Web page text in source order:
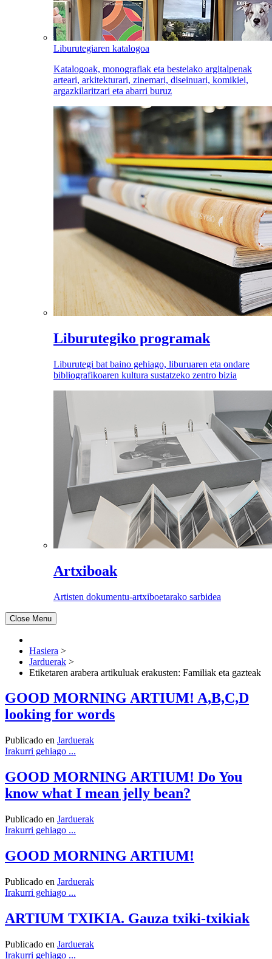
Liburutegiaren katalogoa
Katalogoak, monografiak eta bestelako argitalpenak
arteari, arkitekturari, zinemari, diseinuari, komikiei,
argazkilaritzari eta abarri buruz
Liburutegiko programak
Liburutegi bat baino gehiago, liburuaren eta ondare
bibliografikoaren kultura sustatzeko zentro bizia
Artxiboak
Artisten dokumentu-artxiboetarako sarbidea
Close Menu
Hasiera >
Jarduerak >
Etiketaren arabera artikuluak erakusten: Familiak eta gazteak
GOOD MORNING ARTIUM! A,B,C,D
looking for words
Publicado en Jarduerak
Irakurri gehiago ...
GOOD MORNING ARTIUM! Do You
know what I mean jelly bean?
Publicado en Jarduerak
Irakurri gehiago ...
GOOD MORNING ARTIUM!
Publicado en Jarduerak
Irakurri gehiago ...
ARTIUM TXIKIA. Gauza txiki-txikiak
Publicado en Jarduerak
Irakurri gehiago ...